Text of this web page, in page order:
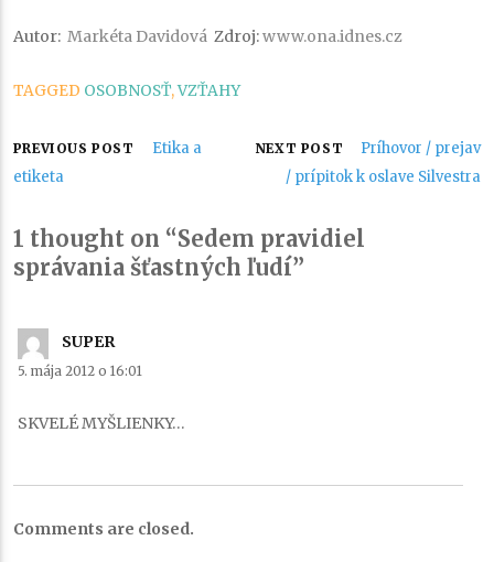
Autor: Markéta DavidováZdroj:www.ona.idnes.cz
TAGGED OSOBNOSŤ,VZŤAHY
Navigácia
v
článku
PREVIOUS POST
Etika a
etiketa
NEXT POST
Príhovor / prejav
/ prípitok k oslave Silvestra
1 thought on “Sedem pravidiel
správania šťastných ľudí”
SUPER
5. mája 2012 o 16:01
SKVELÉ MYŠLIENKY…
Comments are closed.